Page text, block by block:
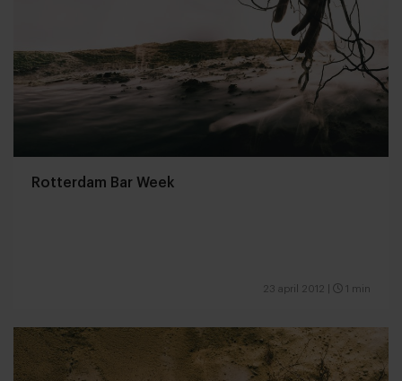
Rotterdam Bar Week
23 april 2012 1 min